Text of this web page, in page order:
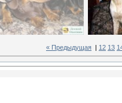
« Предыдущая | 12 13